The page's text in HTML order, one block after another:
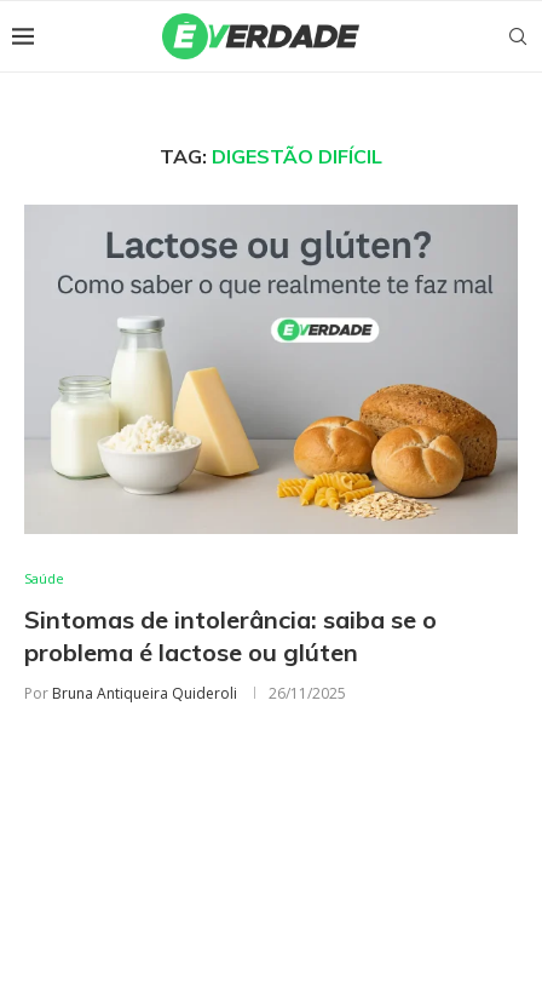
TAG: DIGESTÃO DIFÍCIL
Saúde
Sintomas de intolerância: saiba se o
problema é lactose ou glúten
Por Bruna Antiqueira Quideroli 26/11/2025